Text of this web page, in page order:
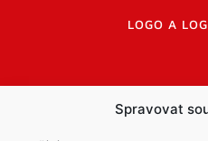
Spravovat
LOGO A